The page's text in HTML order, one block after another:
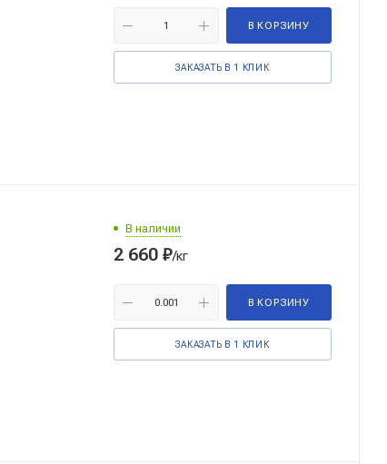
В КОРЗИНУ
ЗАКАЗАТЬ В 1 КЛИК
В наличии
2 660 ₽/кг
В КОРЗИНУ
ЗАКАЗАТЬ В 1 КЛИК